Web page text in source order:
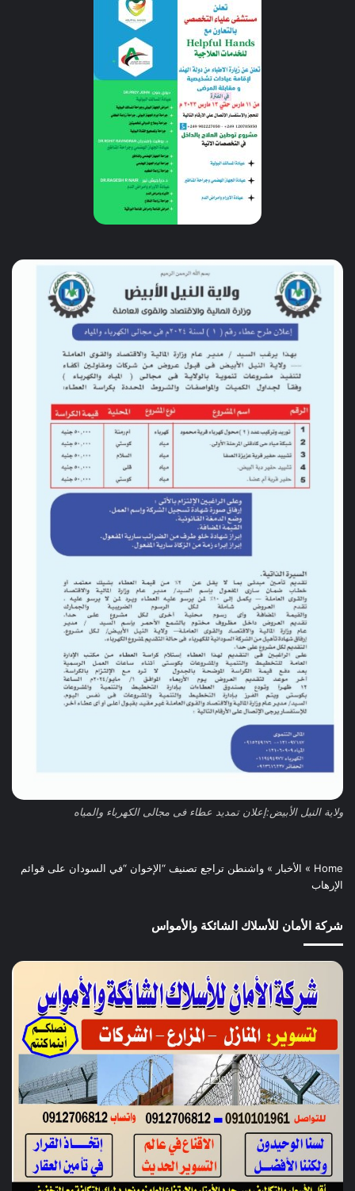
ولاية النيل الأبيض:إعلان تمديد عطاء فى مجالى الكهرباء والمياه
Home
» الأخبار » واشنطن تراجع تصنيف “الإخوان “في السودان على قوائم
الإرهاب
شركة الأمان للأسلاك الشائكة والأمواس